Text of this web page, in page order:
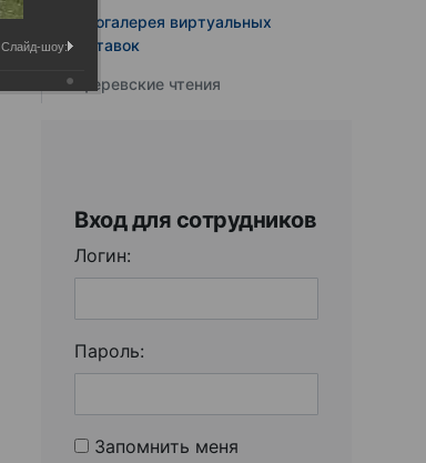
Фотогалерея виртуальных
выставок
Юферевские чтения
Вход для сотрудников
Логин:
Пароль:
Запомнить меня
Слайд-шоу: